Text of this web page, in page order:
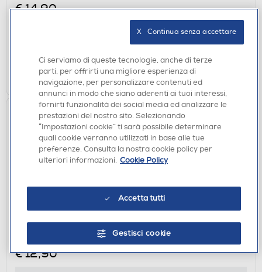
€ 14,90
Ritiro in negozio in 30' gratuito:verifica
AGGIUNGI
CUSTODIE
SBS - Cover Skinny per Google Pixel 10A-
€ 12,90
Ci serviamo di queste tecnologie, anche di terze
parti, per offrirti una migliore esperienza di
navigazione, per personalizzare contenuti ed
annunci in modo che siano aderenti ai tuoi interessi,
fornirti funzionalità dei social media ed analizzare le
prestazioni del nostro sito. Selezionando
“Impostazioni cookie” ti sarà possibile determinare
quali cookie verranno utilizzati in base alle tue
preferenze. Consulta la nostra cookie policy per
ulteriori informazioni. Cookie Policy
Accetta tutti
Gestisci cookie
X   Continua senza accettare